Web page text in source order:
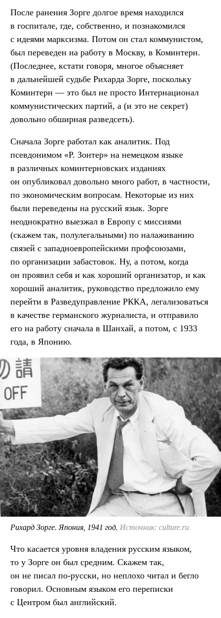
После ранения Зорге долгое время находился
в госпитале, где, собственно, и познакомился
с идеями марксизма. Потом он стал коммунистом,
был переведен на работу в Москву, в Коминтерн.
(Последнее, кстати говоря, многое объясняет
в дальнейшей судьбе Рихарда Зорге, поскольку
Коминтерн — это был не просто Интернационал
коммунистических партий, а (и это не секрет)
довольно обширная разведсеть).
Сначала Зорге работал как аналитик. Под
псевдонимом «Р. Зонтер» на немецком языке
в различных коминтерновских изданиях
он опубликовал довольно много работ, в частности,
по экономическим вопросам. Некоторые из них
были переведены на русский язык. Зорге
неоднократно выезжал в Европу с миссиями
(скажем так, полулегальными) по налаживанию
связей с западноевропейскими профсоюзами,
по организации забастовок. Ну, а потом, когда
он проявил себя и как хороший организатор, и как
хороший аналитик, руководство предложило ему
перейти в Разведуправление РККА, легализоваться
в качестве германского журналиста, и отправило
его на работу сначала в Шанхай, а потом, с 1933
года, в Японию.
Рихард Зорге. Япония, 1941 год. Источник: culture.ru
Что касается уровня владения русским языком,
то у Зорге он был средним. Скажем так,
он не писал по-русски, но неплохо читал и бегло
говорил. Основным языком его переписки
с Центром был английский.